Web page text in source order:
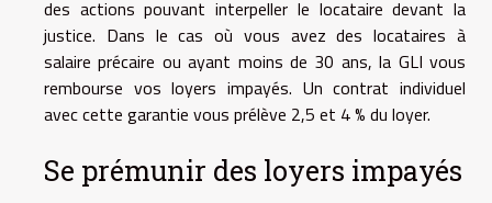
des actions pouvant interpeller le locataire devant la
justice. Dans le cas où vous avez des locataires à
salaire précaire ou ayant moins de 30 ans, la GLI vous
rembourse vos loyers impayés. Un contrat individuel
avec cette garantie vous prélève 2,5 et 4 % du loyer.
Se prémunir des loyers impayés